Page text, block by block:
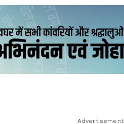
Advertisement